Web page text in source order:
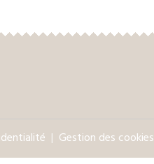
Gestion des cookies